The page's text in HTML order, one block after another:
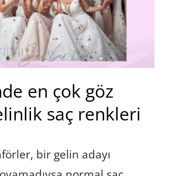
en çok göz
saç renkleri
bir gelin adayı